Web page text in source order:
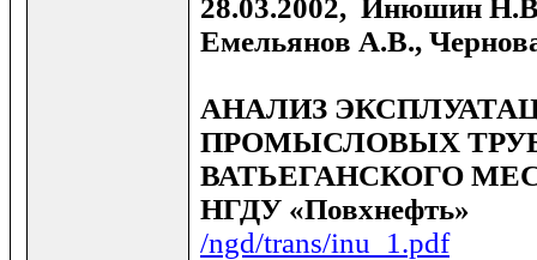
28.03.2002, Инюшин
Емельянов А.В.,
АНАЛИЗ
ПРОМЫСЛОВЫХ
ВАТЬЕГАНСКОГО
НГДУ «Повхнефть»
/ngd/trans/inu_1.pdf